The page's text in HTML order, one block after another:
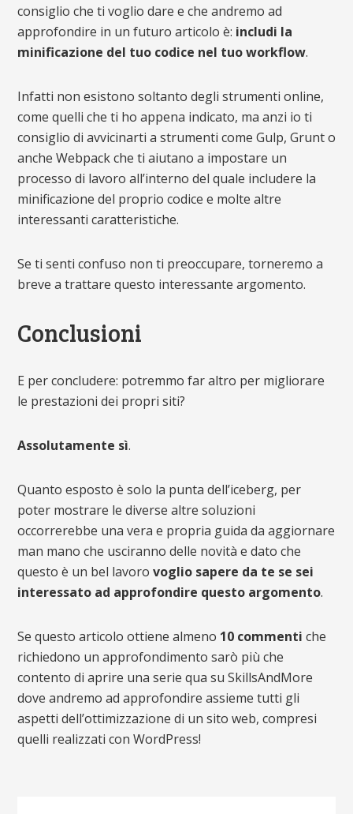
consiglio che ti voglio dare e che andremo ad
approfondire in un futuro articolo è: includi la
minificazione del tuo codice nel tuo workflow.
Infatti non esistono soltanto degli strumenti online,
come quelli che ti ho appena indicato, ma anzi io ti
consiglio di avvicinarti a strumenti come Gulp, Grunt o
anche Webpack che ti aiutano a impostare un
processo di lavoro all’interno del quale includere la
minificazione del proprio codice e molte altre
interessanti caratteristiche.
Se ti senti confuso non ti preoccupare, torneremo a
breve a trattare questo interessante argomento.
Conclusioni
E per concludere: potremmo far altro per migliorare
le prestazioni dei propri siti?
Assolutamente sì.
Quanto esposto è solo la punta dell’iceberg, per
poter mostrare le diverse altre soluzioni
occorrerebbe una vera e propria guida da aggiornare
man mano che usciranno delle novità e dato che
questo è un bel lavoro voglio sapere da te se sei
interessato ad approfondire questo argomento.
Se questo articolo ottiene almeno 10 commenti che
richiedono un approfondimento sarò più che
contento di aprire una serie qua su SkillsAndMore
dove andremo ad approfondire assieme tutti gli
aspetti dell’ottimizzazione di un sito web, compresi
quelli realizzati con WordPress!